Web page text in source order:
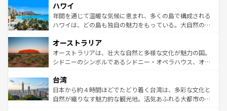
ば市内交通費無料で観光を楽しむこともできる。 なお、新
着のスイス情報はコンテンツ一覧 を参照してほしい。
のような巨大都市は、観光、ショッピング、エンターテイ
ンメントが詰まった刺激的なスポットだ。一方、アメリカ
西部には大自然が広がり、グランドキャニオンやイエロー
部のニューオーリンズでは、音楽と美食が融合した独特の
文化が魅力。旅行者はアメリカの各地域で異なる魅力を楽
しみながら、その多様性と豊かな歴史を感じることができ
ならではの贅沢な旅のスタイルだ。 なお、新着のアメリカ
情報はコンテンツ一覧を参照してほしい。
ハワイ
年間を通じて温暖な気候に恵まれ、多くの島で構成される
ハワイは、どの島も独自の魅力をもっている。大自然の神
ワイ島は見逃せない。また、定番の観光地といえばオアフ
島だが、静かな自然を求めるならマウイ島やカウアイ島が
おすすめ。エメラルドグリーンに輝く海をはじめ、豊かな
れるおもてなしの心で訪れる人々を迎えてくれるハワイの
人々、おいしいローカルフードやハワイアンミュージッ
ク、伝統的なフラダンスなど、すべてがハワイの魅力を彩
オーストラリア
オーストラリアは、壮大な自然と多様な文化が魅力の国。
シドニーのシンボルであるシドニー・オペラハウス、オー
リアリーフや大陸中央部にそびえるウルル（エアーズロッ
ク）、タスマニアの美しい原生林やケアンズの熱帯雨林な
ど、見どころがたくさん。また、カフェやワイン、オージ
台湾
日本から約４時間ほどでたどり着く台湾は、多彩な文化と
自然が織りなす魅力的な観光地。活気あふれる大都市の台